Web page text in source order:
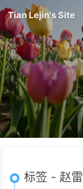
Tian Lejin's Site
标签 - 赵雷